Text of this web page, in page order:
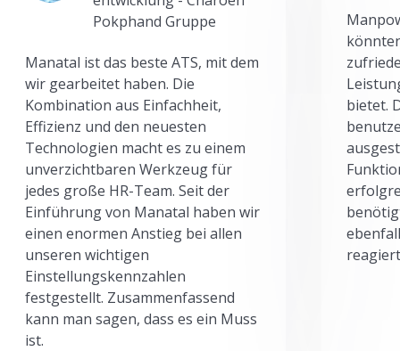
Pokphand Gruppe
Manatal ist das beste ATS, mit dem
wir gearbeitet haben. Die
Kombination aus Einfachheit,
Effizienz und den neuesten
Technologien macht es zu einem
unverzichtbaren Werkzeug für
jedes große HR-Team. Seit der
Einführung von Manatal haben wir
einen enormen Anstieg bei allen
unseren wichtigen
Einstellungskennzahlen
festgestellt. Zusammenfassend
kann man sagen, dass es ein Muss
ist.
bietet.